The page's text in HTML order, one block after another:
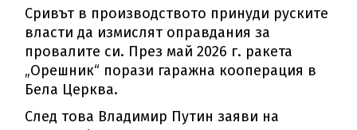
Сривът в производството принуди руските
власти да измислят оправдания за
провалите си. През май 2026 г. ракета
„Орешник“ порази гаражна кооперация в
Бела Церква.
След това Владимир Путин заяви на